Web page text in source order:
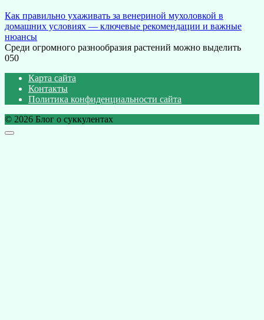
Как правильно ухаживать за венериной мухоловкой в
домашних условиях — ключевые рекомендации и важные
нюансы
Среди огромного разнообразия растений можно выделить
050
Карта сайта
Контакты
Политика конфиденциальности сайта
© 2026 Блог о суккулентах